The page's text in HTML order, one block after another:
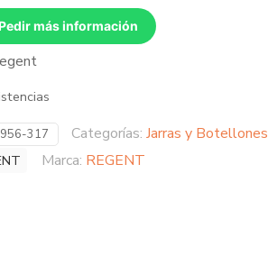
más información
956-317 Categorías: Jarras y Botellones
Marca: REGENT